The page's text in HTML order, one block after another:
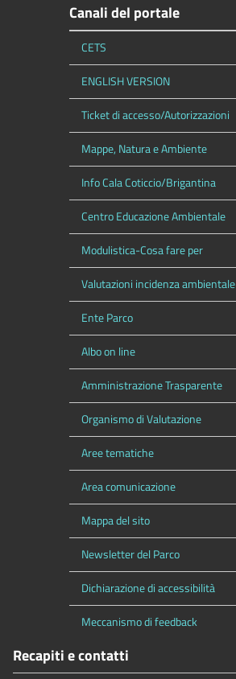
Canali del portale
CETS
ENGLISH VERSION
Ticket di accesso/Autorizzazioni
Mappe, Natura e Ambiente
Info Cala Coticcio/Brigantina
Centro Educazione Ambientale
Modulistica-Cosa fare per
Valutazioni incidenza ambientale
Ente Parco
Albo on line
Amministrazione Trasparente
Organismo di Valutazione
Aree tematiche
Area comunicazione
Mappa del sito
Newsletter del Parco
Dichiarazione di accessibilità
Meccanismo di feedback
Recapiti e contatti